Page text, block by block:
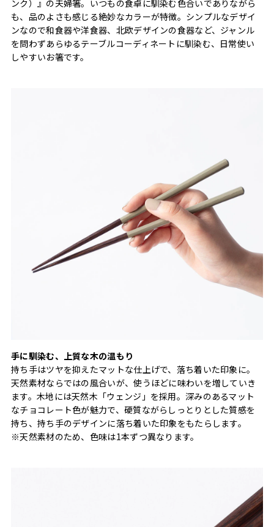
ンク）』の夫婦箸。いつもの食卓に馴染む色合いでありながら
も、品のよさも感じる絶妙なカラーが特徴。シンプルなデザイ
ンなので和食器や洋食器、北欧デザインの食器など、ジャンル
を問わずあらゆるテーブルコーディネートに馴染む、日常使い
しやすいお箸です。
手に馴染む、上質な木の温もり
持ち手はツヤを抑えたマットな仕上げで、落ち着いた印象に。
天然素材ならではの風合いが、使うほどに味わいを増していき
ます。木地には天然木「ウェンジ」を採用。深みのあるマット
なチョコレート色が魅力で、硬質ながらしっとりとした質感を
持ち、持ち手のデザインに落ち着いた印象をもたらします。
※天然素材のため、色味は1本ずつ異なります。